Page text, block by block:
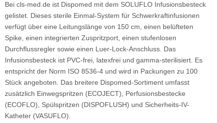
Bei cls-med.de ist Dispomed mit dem SOLUFLO Infusionsbesteck
gelistet. Dieses sterile Einmal-System für Schwerkraftinfusionen
verfügt über eine Leitungslänge von 150 cm, einen belüfteten
Spike, einen integrierten Zuspritzport, einen stufenlosen
Durchflussregler sowie einen Luer-Lock-Anschluss. Das
Infusionsbesteck ist PVC-frei, latexfrei und gamma-sterilisiert. Es
entspricht der Norm ISO 8536-4 und wird in Packungen zu 100
Stück angeboten. Das breitere Dispomed-Sortiment umfasst
zusätzlich Einwegspritzen (ECOJECT), Perfusionsbestecke
(ECOFLO), Spülspritzen (DISPOFLUSH) und Sicherheits-IV-
Katheter (VASUFLO).